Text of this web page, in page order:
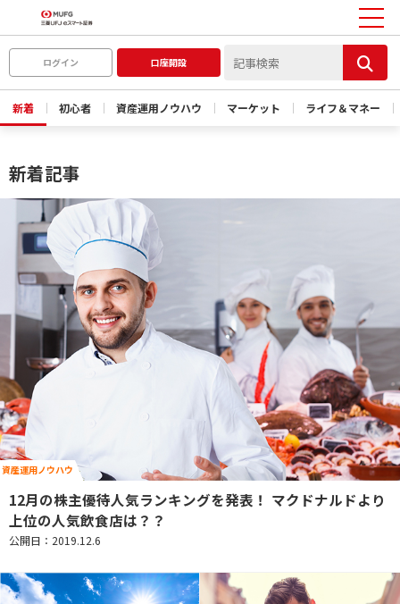
ログイン 口座開設
新着 初心者 資産運用ノウハウ マーケット ライフ＆マネー
新着記事
資産運用ノウハウ
12月の株主優待人気ランキングを発表！ マクドナルドより
上位の人気飲食店は？？
公開日：2019.12.6